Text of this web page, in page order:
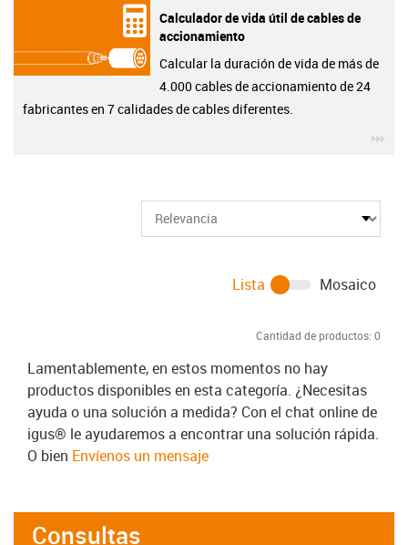
Calculador de vida útil de cables de
accionamiento
Calcular la duración de vida de más de
4.000 cables de accionamiento de 24
fabricantes en 7 calidades de cables diferentes.
Cantidad de productos: 0
Lista Mosaico
Lamentablemente, en estos momentos no hay
productos disponibles en esta categoría. ¿Necesitas
ayuda o una solución a medida? Con el chat online de
igus® le ayudaremos a encontrar una solución rápida.
O bien Envíenos un mensaje
Consultas